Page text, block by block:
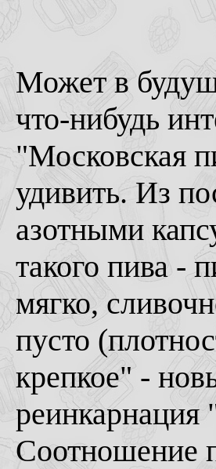
Может в
что-нибудь
"Московская
удивить. Из
азотными
такого пива -
мягко,
пусто
крепкое" -
Соотношение